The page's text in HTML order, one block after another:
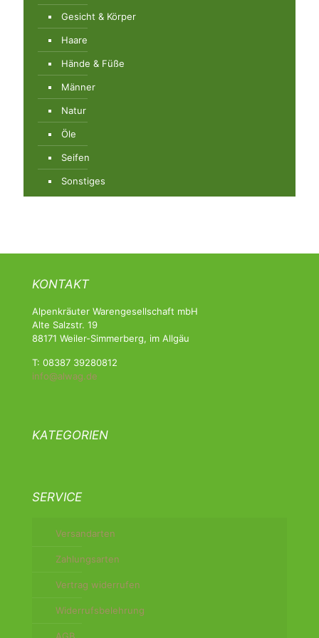
Gesicht & Körper
Haare
Hände & Füße
Männer
Natur
Öle
Seifen
Sonstiges
KONTAKT
Alpenkräuter Warengesellschaft mbH
Alte Salzstr. 19
88171 Weiler-Simmerberg, im Allgäu
T: 08387 39280812
info@alwag.de
KATEGORIEN
SERVICE
Versandarten
Zahlungsarten
Vertrag widerrufen
Widerrufsbelehrung